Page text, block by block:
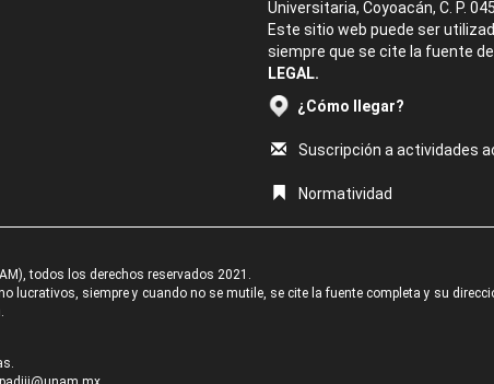
Universitaria, Coyoacán, C. P.
Este sitio web puede ser
siempre que se cite la fuente
LEGAL.
¿Cómo llegar?
Suscripción a actividades
Normatividad
todos los derechos reservados 2021.
lucrativos, siempre y cuando no se mutile, se cite la fuente completa y su